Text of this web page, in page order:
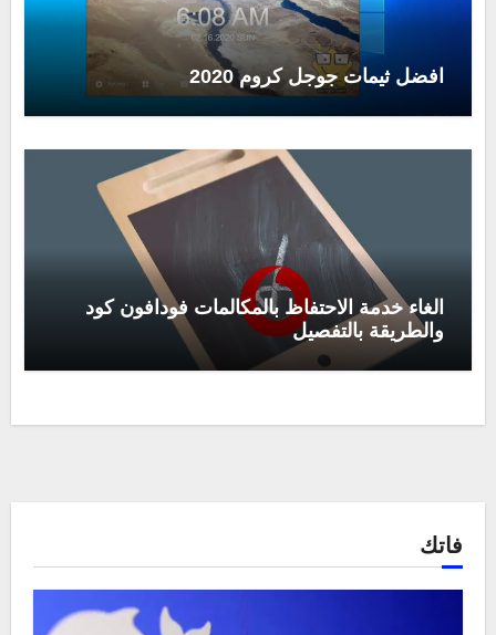
افضل ثيمات جوجل كروم 2020
الغاء خدمة الاحتفاظ بالمكالمات فودافون كود
والطريقة بالتفصيل
فاتك